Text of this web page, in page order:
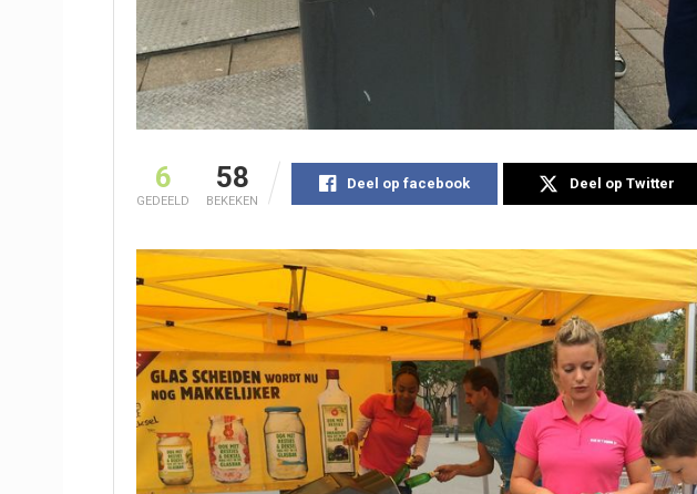
6
GEDEELD
58
BEKEKEN
Deel op facebook Deel op Twitter